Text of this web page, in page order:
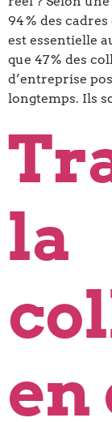
94 % des
est essentielle
que 47 % des
d’entreprise
longtemps. Ils
la
en